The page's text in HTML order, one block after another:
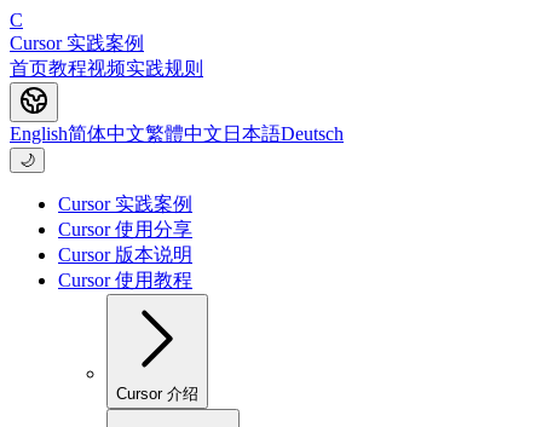
C
Cursor 实践案例
首页教程视频实践规则
English简体中文繁體中文 日本語Deutsch
🌙
Cursor 实践案例
Cursor 使用分享
Cursor 版本说明
Cursor 使用教程
Cursor 介绍